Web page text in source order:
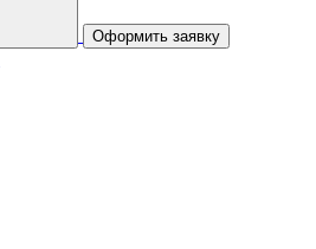
Оформить заявку